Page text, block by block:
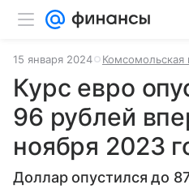
15 января 2024 Комсомольская
Курс евро
96 рублей
ноября 2023
Доллар опустился до